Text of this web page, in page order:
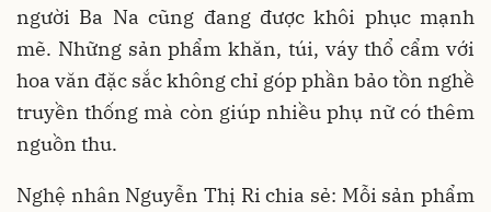
người Ba Na cũng đang được khôi phục mạnh
mẽ. Những sản phẩm khăn, túi, váy thổ cẩm với
hoa văn đặc sắc không chỉ góp phần bảo tồn nghề
truyền thống mà còn giúp nhiều phụ nữ có thêm
nguồn thu.
Nghệ nhân Nguyễn Thị Ri chia sẻ: Mỗi sản phẩm